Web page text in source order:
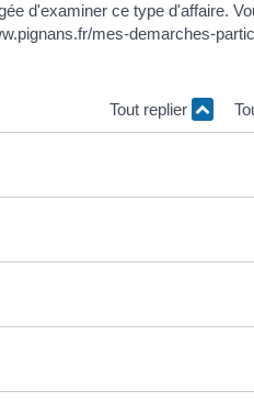
d'examiner ce type d'affaire.
mes-demarches-
Tout replier